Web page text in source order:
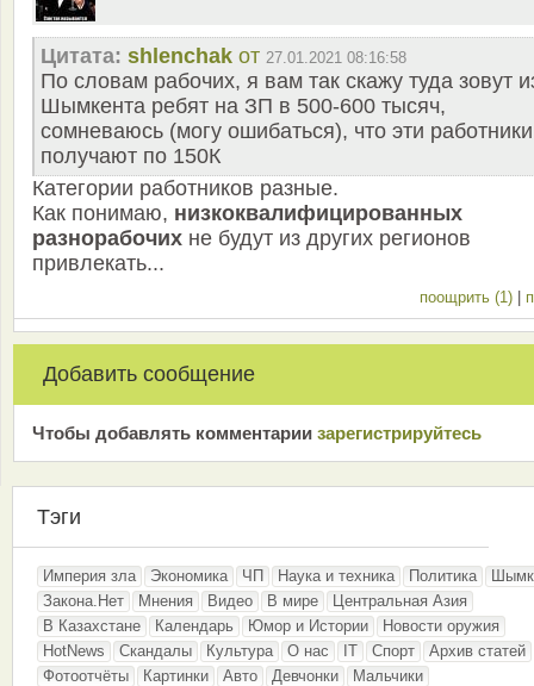
Цитата: shlenchak от 27.01.2021 08:16:58
По словам рабочих, я вам так скажу туда зовут
Шымкента ребят на ЗП в 500-600 тысяч,
сомневаюсь (могу ошибаться), что эти работники
получают по 150К
Категории работников разные.
Как понимаю, низкоквалифицированных
разнорабочих не будут из других регионов
привлекать...
поощрить (1) |
Добавить сообщение
Чтобы добавлять комментарии зарeгиcтрирyйтeсь
Тэги
Империя зла Экономика ЧП Наука и техника Политика
Закона.Нет
Мнения Видео В мире
Центральная Азия
В Казахстане
Календарь Юмор и Истории
Новости оружия
HotNews
Скандалы Культура О нас IT Спорт
Архив статей
Фотоотчёты
Картинки Авто Девчонки
Мальчики